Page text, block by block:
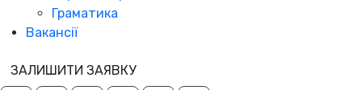
Граматика
Вакансії
ЗАЛИШИТИ ЗАЯВКУ